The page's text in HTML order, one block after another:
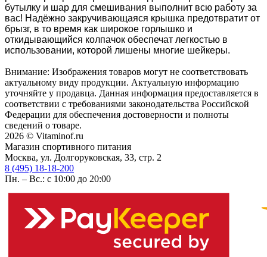
бутылку и шар для смешивания выполнит всю работу за
вас! Надёжно закручивающаяся крышка предотвратит от
брызг, в то время как широкое горлышко и
откидывающийся колпачок обеспечат легкостью в
использовании, которой лишены многие шейкеры.
Внимание: Изображения товаров могут не соответствовать
актуальному виду продукции. Актуальную информацию
уточняйте у продавца. Данная информация предоставляется в
соответствии с требованиями законодательства Российской
Федерации для обеспечения достоверности и полноты
сведений о товаре.
2026 © Vitaminof.ru
Магазин спортивного питания
Москва, ул. Долгоруковская, 33, стр. 2
8 (495) 18-18-200
Пн. – Вс.: с 10:00 до 20:00